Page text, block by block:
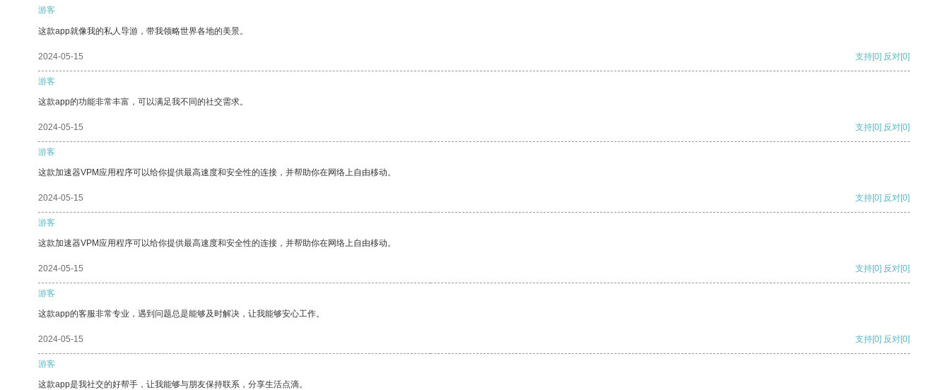
游客
这款app就像我的私人导游，带我领略世界各地的美景。
2024-05-15 支持[0] 反对[0]
游客
这款app的功能非常丰富，可以满足我不同的社交需求。
2024-05-15 支持[0] 反对[0]
游客
这款加速器VPM应用程序可以给你提供最高速度和安全性的连接，并帮助你在网络上自由移动。
2024-05-15 支持[0] 反对[0]
游客
这款加速器VPM应用程序可以给你提供最高速度和安全性的连接，并帮助你在网络上自由移动。
2024-05-15 支持[0] 反对[0]
游客
这款app的客服非常专业，遇到问题总是能够及时解决，让我能够安心工作。
2024-05-15 支持[0] 反对[0]
游客
这款app是我社交的好帮手，让我能够与朋友保持联系，分享生活点滴。